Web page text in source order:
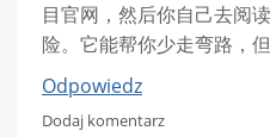
目官网，然后你自己去阅
险。它能帮你少走弯路，
Odpowiedz
Dodaj komentarz